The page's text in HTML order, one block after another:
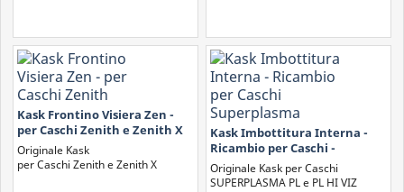
Kask Frontino Visiera Zen -
per Caschi Zenith e Zenith X
Originale Kask
per Caschi Zenith e Zenith X
Kask Imbottitura Interna -
Ricambio per Caschi -
Superplasma HP
Originale Kask per Caschi
SUPERPLASMA PL e PL HI VIZ